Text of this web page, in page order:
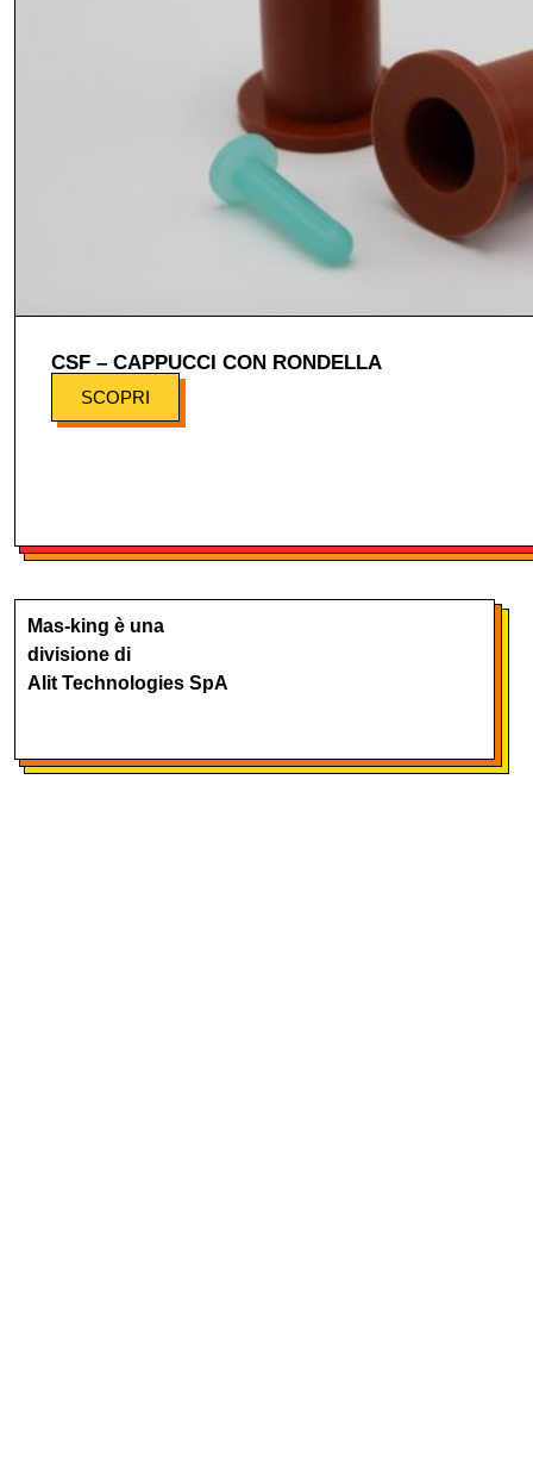
CSF – CAPPUCCI CON RONDELLA
SCOPRI
Mas-king è una
divisione di
Alit Technologies SpA